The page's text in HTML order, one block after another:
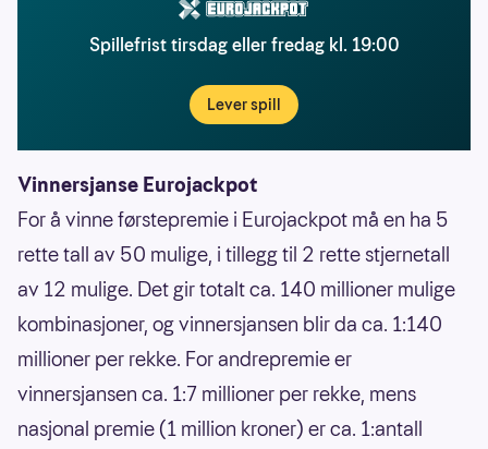
Spillefrist tirsdag eller fredag kl. 19:00
Lever spill
Vinnersjanse Eurojackpot
For å vinne førstepremie i Eurojackpot må en ha 5
rette tall av 50 mulige, i tillegg til 2 rette stjernetall
av 12 mulige. Det gir totalt ca. 140 millioner mulige
kombinasjoner, og vinnersjansen blir da ca. 1:140
millioner per rekke. For andrepremie er
vinnersjansen ca. 1:7 millioner per rekke, mens
nasjonal premie (1 million kroner) er ca. 1:antall